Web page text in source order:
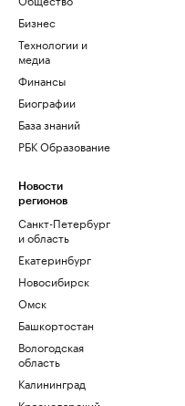
Бизнес
Технологии и
медиа
Финансы
Биографии
База знаний
РБК Образование
Новости
регионов
Санкт-Петербург
и область
Екатеринбург
Новосибирск
Омск
Башкортостан
Вологодская
область
Калининград